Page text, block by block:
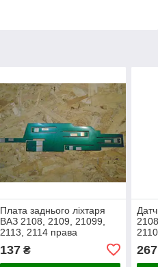
Плата заднього ліхтаря
ВАЗ 2108, 2109, 21099,
2113, 2114 права
137₴ 267